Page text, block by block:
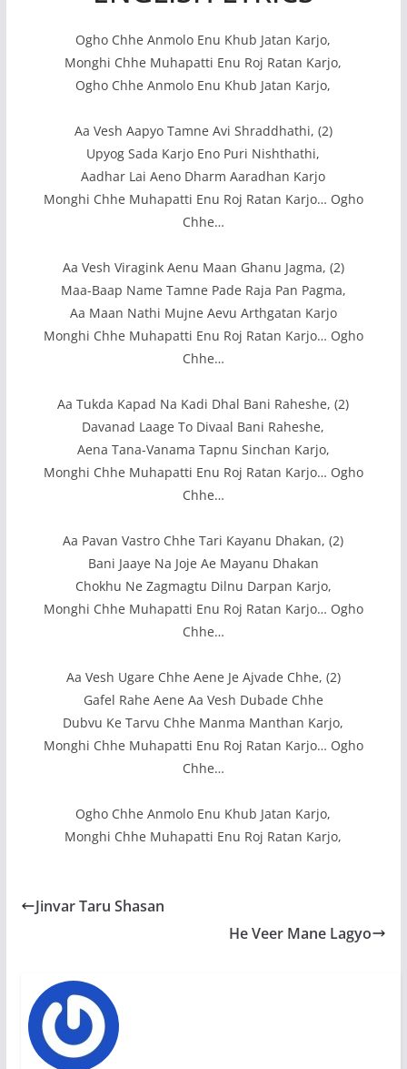
Ogho Chhe Anmolo Enu Khub Jatan Karjo,
Monghi Chhe Muhapatti Enu Roj Ratan Karjo,
Ogho Chhe Anmolo Enu Khub Jatan Karjo,
Aa Vesh Aapyo Tamne Avi Shraddhathi, (2)
Upyog Sada Karjo Eno Puri Nishthathi,
Aadhar Lai Aeno Dharm Aaradhan Karjo
Monghi Chhe Muhapatti Enu Roj Ratan Karjo… Ogho
Chhe…
Aa Vesh Viragink Aenu Maan Ghanu Jagma, (2)
Maa-Baap Name Tamne Pade Raja Pan Pagma,
Aa Maan Nathi Mujne Aevu Arthgatan Karjo
Monghi Chhe Muhapatti Enu Roj Ratan Karjo… Ogho
Chhe…
Aa Tukda Kapad Na Kadi Dhal Bani Raheshe, (2)
Davanad Laage To Divaal Bani Raheshe,
Aena Tana-Vanama Tapnu Sinchan Karjo,
Monghi Chhe Muhapatti Enu Roj Ratan Karjo… Ogho
Chhe…
Aa Pavan Vastro Chhe Tari Kayanu Dhakan, (2)
Bani Jaaye Na Joje Ae Mayanu Dhakan
Chokhu Ne Zagmagtu Dilnu Darpan Karjo,
Monghi Chhe Muhapatti Enu Roj Ratan Karjo… Ogho
Chhe…
Aa Vesh Ugare Chhe Aene Je Ajvade Chhe, (2)
Gafel Rahe Aene Aa Vesh Dubade Chhe
Dubvu Ke Tarvu Chhe Manma Manthan Karjo,
Monghi Chhe Muhapatti Enu Roj Ratan Karjo… Ogho
Chhe…
Ogho Chhe Anmolo Enu Khub Jatan Karjo,
Monghi Chhe Muhapatti Enu Roj Ratan Karjo,
Jinvar Taru Shasan
He Veer Mane Lagyo